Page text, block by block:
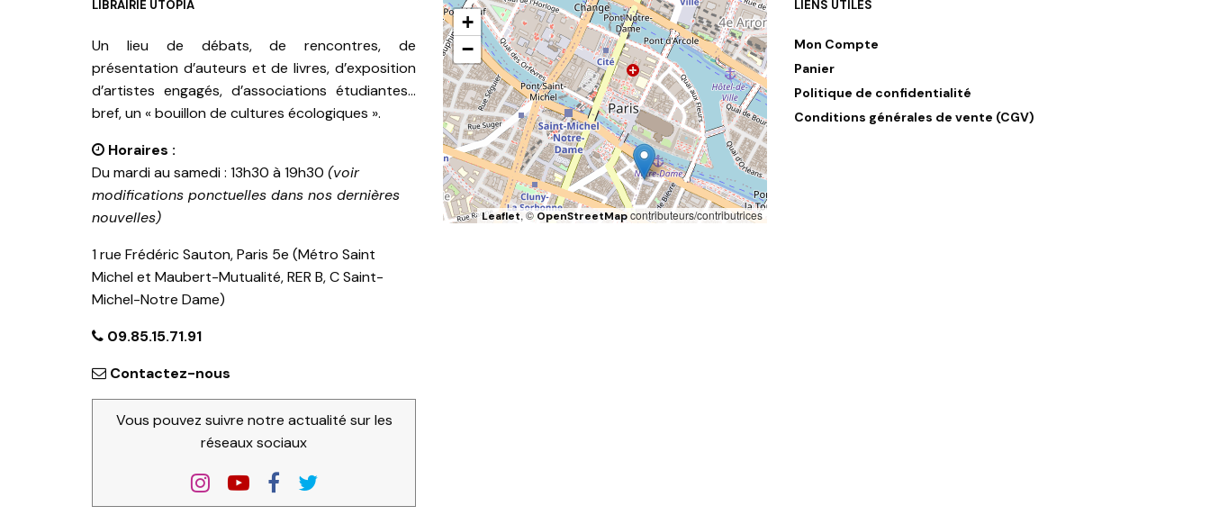
LIBRAIRIE UTOPIA
Un lieu de débats, de rencontres, de
présentation d’auteurs et de livres, d’exposition
d’artistes engagés, d’associations étudiantes…
bref, un « bouillon de cultures écologiques ».
Horaires :
Du mardi au samedi : 13h30 à 19h30 (voir
modifications ponctuelles dans nos dernières
nouvelles)
1 rue Frédéric Sauton, Paris 5e (Métro Saint
Michel et Maubert-Mutualité, RER B, C Saint-
Michel-Notre Dame)
09.85.15.71.91
Contactez-nous
Vous pouvez suivre notre actualité sur les
réseaux sociaux
+
−
Leaflet, ©OpenStreetMapcontributeurs/contributrices
LIENS UTILES
Mon Compte
Panier
Politique de confidentialité
Conditions générales de vente (CGV)